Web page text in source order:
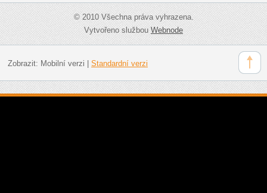
© 2010 Všechna práva vyhrazena.
Vytvořeno službouWebnode
Zobrazit: Mobilní verzi Standardní verzi